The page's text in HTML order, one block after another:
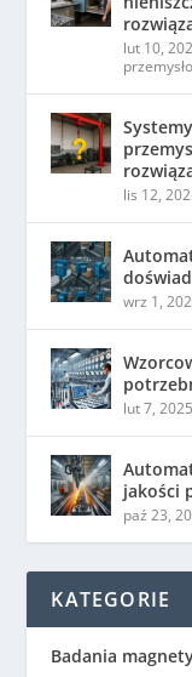
lut 10,
lis 12,
wrz 1,
lut 7, 2025
jakości
paź 23,
KATEGORIE
Badania